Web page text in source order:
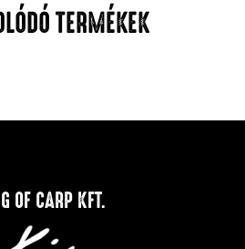
TERMÉKEK
OF CARP KFT.